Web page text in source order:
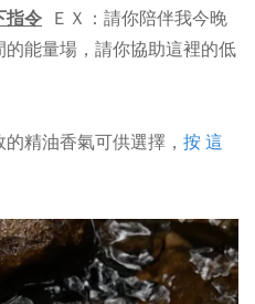
指令 ＥＸ：請你陪伴我今晚
能量場，請你協助這裡的低
精油香氣可供選擇， 按 這